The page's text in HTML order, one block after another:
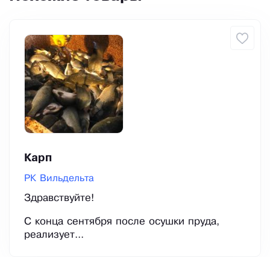
Карп
РК Вильдельта
Здравствуйте!
С конца сентября после осушки пруда,
реализует...